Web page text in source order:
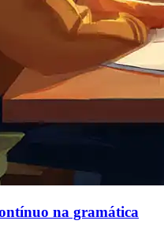
na gramática